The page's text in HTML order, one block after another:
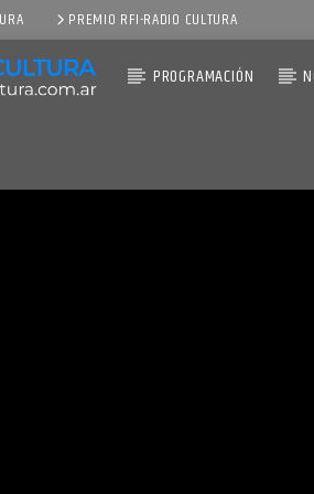
PREMIO RFI-RADIO CULTURA
PROGRAMACIÓN